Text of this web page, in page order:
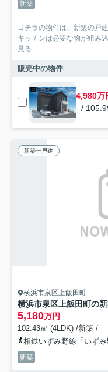
新築
コチラの物件は、新築の戸
キッチンは必要な物が組み
見る
販売中の物件
4,980万
- /
新築一戸建
横浜市泉区上飯田町
横浜市泉区上飯田町の
5,180万円
102.43㎡ (4LDK) /新築 /-
相鉄いずみ野線「いず
新築